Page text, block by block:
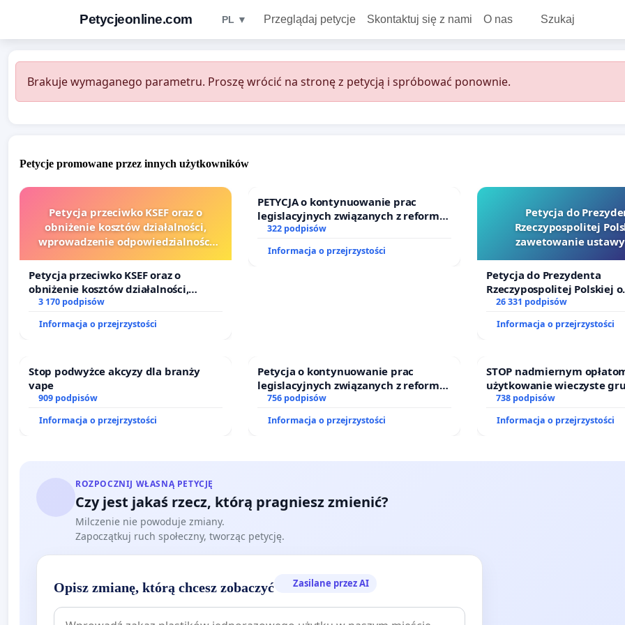
Petycjeonline.com PL ▼ Przeglądaj petycje Skontaktuj się z nami O nas Szukaj
Brakuje wymaganego parametru. Proszę wrócić na stronę z petycją i spróbować ponownie.
Petycje promowane przez innych użytkowników
Petycja przeciwko KSEF oraz o
obniżenie kosztów działalności,
wprowadzenie odpowiedzialności
sędziów
Petycja przeciwko KSEF oraz o
obniżenie kosztów działalności,
wprowadzenie odpowiedzialności
finansowej kluczowych urzędników i
sędziów
3 170 podpisów
Informacja o przejrzystości
PETYCJA o kontynuowanie prac
legislacyjnych związanych z reformą
prawa rodzinnego
322 podpisów
Informacja o przejrzystości
Petycja do
Rzeczypospolitej
zawetowanie
Petycja do Prezydenta
Rzeczypospolitej Polskiej o
zawetowanie ustawy „Lex
26 331 podpisów
Informacja o przejrzystości
Stop podwyżce akcyzy dla branży
vape
909 podpisów
Informacja o przejrzystości
Petycja o kontynuowanie prac
legislacyjnych związanych z reformą
prawa rodzinnego
756 podpisów
Informacja o przejrzystości
STOP nadmiernym
użytkowanie wieczyste
zajmowanych przez
działkowe.
738 podpisów
Informacja o przejrzystości
ROZPOCZNIJ WŁASNĄ PETYCJĘ
Czy jest jakaś rzecz, którą pragniesz zmienić?
Milczenie nie powoduje zmiany.
Zapoczątkuj ruch społeczny, tworząc petycję.
Opisz zmianę, którą chcesz zobaczyć Zasilane przez AI